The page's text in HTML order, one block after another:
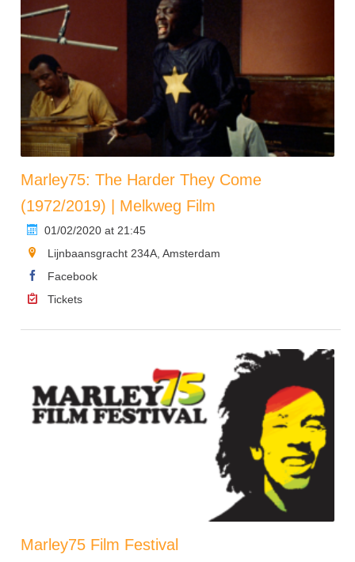
Marley75: The Harder They Come
(1972/2019) | Melkweg Film
01/02/2020 at 21:45
Lijnbaansgracht 234A, Amsterdam
Facebook
Tickets
Marley75 Film Festival